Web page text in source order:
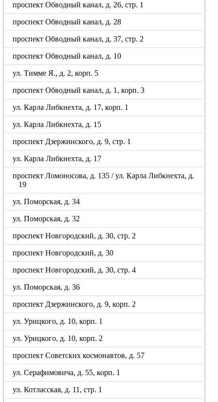
проспект Обводный канал, д. 26, стр. 1
проспект Обводный канал, д. 28
проспект Обводный канал, д. 37, стр. 2
проспект Обводный канал, д. 10
ул. Тимме Я., д. 2, корп. 5
проспект Обводный канал, д. 1, корп. 3
ул. Карла Либкнехта, д. 17, корп. 1
ул. Карла Либкнехта, д. 15
проспект Дзержинского, д. 9, стр. 1
ул. Карла Либкнехта, д. 17
проспект Ломоносова, д. 135 / ул. Карла Либкнехта, д.
19
ул. Поморская, д. 34
ул. Поморская, д. 32
проспект Новгородский, д. 30, стр. 2
проспект Новгородский, д. 30
проспект Новгородский, д. 30, стр. 4
ул. Поморская, д. 36
проспект Дзержинского, д. 9, корп. 2
ул. Урицкого, д. 10, корп. 1
ул. Урицкого, д. 10, корп. 2
проспект Советских космонавтов, д. 57
ул. Серафимовича, д. 55, корп. 1
ул. Котласская, д. 11, стр. 1